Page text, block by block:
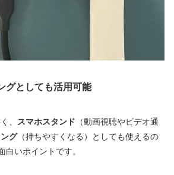
グとしても活用可能
、 スマホスタンド （動画視聴やビデオ通
グ（持ちやすくなる）としても使えるの
白いポイントです。